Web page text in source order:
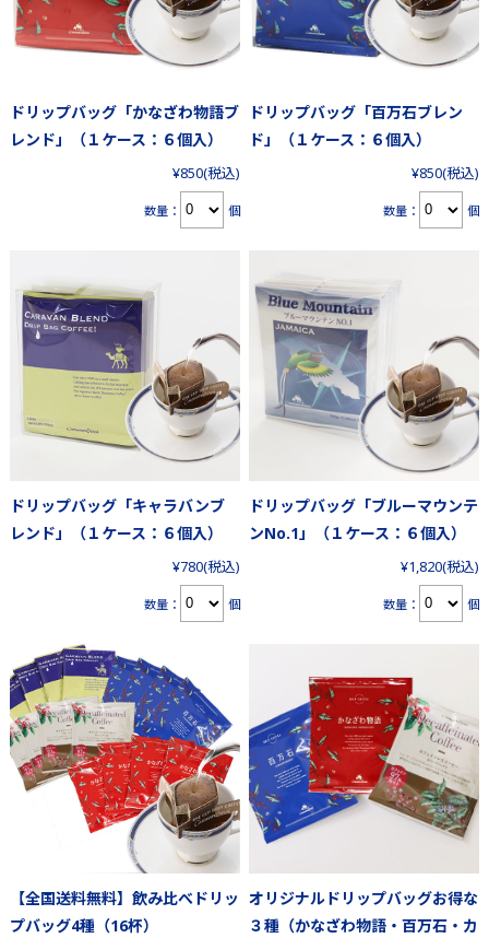
ドリップバッグ「かなざわ物語ブ
レンド」（１ケース：６個入）
¥850(税込)
数量： 個
ドリップバッグ「百万石ブレン
ド」（１ケース：６個入）
¥850(税込)
数量： 個
ドリップバッグ「キャラバンブ
レンド」（１ケース：６個入）
¥780(税込)
数量： 個
ドリップバッグ「ブルーマウンテ
ンNo.1」（１ケース：６個入）
¥1,820(税込)
数量： 個
【全国送料無料】飲み比べドリッ
プバッグ4種（16杯）
オリジナルドリップバッグお得な
３種（かなざわ物語・百万石・カ